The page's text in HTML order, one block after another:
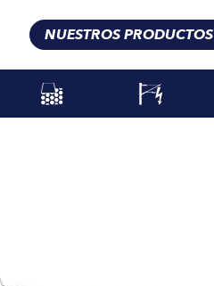
NUESTROS PRODUCTOS